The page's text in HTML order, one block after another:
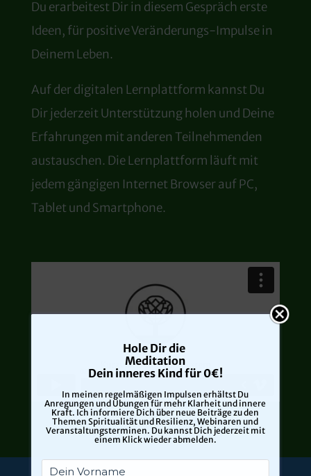
Du erarbeitest Dir in diesem Gespräch erste
Ideen, für positive Veränderungs-Impulse in
Deinem Leben.
Auf der digitalen Lernplattform kannst Du
Dir jederzeit Unterstützung holen und Deine
Erfahrungen mit anderen Teilnehmenden
austauschen. Die Lernplattform läuft mit
jedem gängigen Internet Browser auf PC,
Tablet und Smartphone.
Hole Dir die
Meditation
Dein inneres Kind für 0€!
In meinen regelmäßigen Impulsen erhältst Du
Anregungen und Übungen für mehr Klarheit und innere
Kraft. Ich informiere Dich über neue Beiträge zu den
Themen Spiritualität und Resilienz, Webinaren und
Veranstaltungsterminen. Du kannst Dich jederzeit mit
einem Klick wieder abmelden.